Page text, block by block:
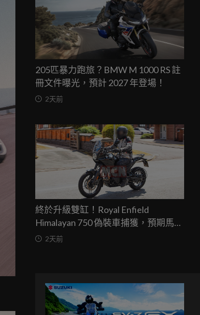
205匹暴力跑旅？BMW M 1000 RS 註
冊文件曝光，預計 2027 年登場！
2天前
終於升級雙缸！Royal Enfield
Himalayan 750 偽裝車捕獲，預期馬力
突破67匹，最快米蘭車展亮相
2天前